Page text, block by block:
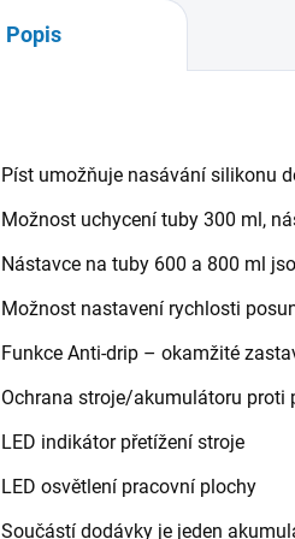
Popis
Píst umožňuje nasávání silikonu
Možnost uchycení tuby 300 ml,
Nástavce na tuby 600 a 800 ml
Možnost nastavení rychlosti
Funkce Anti-drip – okamžité
Ochrana stroje/akumulátoru proti
LED indikátor přetížení stroje
LED osvětlení pracovní plochy
Součástí dodávky je jeden